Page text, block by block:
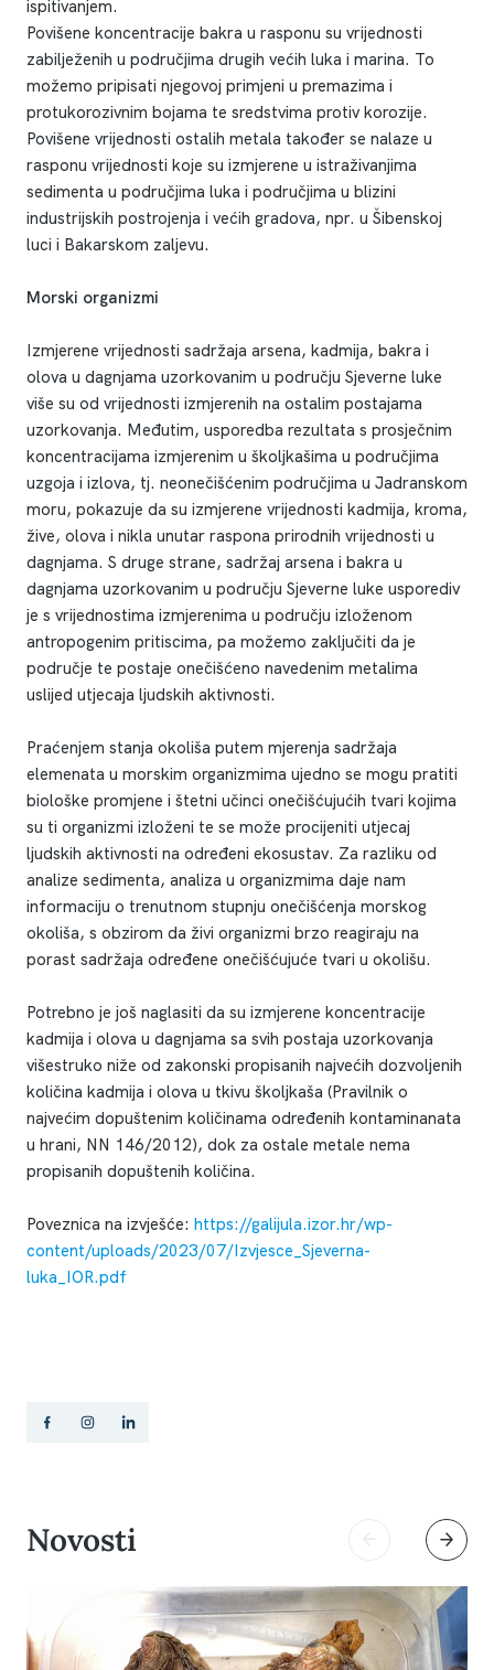
ispitivanjem.
Povišene koncentracije bakra u rasponu su vrijednosti
zabilježenih u područjima drugih većih luka i marina. To
možemo pripisati njegovoj primjeni u premazima i
protukorozivnim bojama te sredstvima protiv korozije.
Povišene vrijednosti ostalih metala također se nalaze u
rasponu vrijednosti koje su izmjerene u istraživanjima
sedimenta u područjima luka i područjima u blizini
industrijskih postrojenja i većih gradova, npr. u Šibenskoj
luci i Bakarskom zaljevu.
Morski organizmi
Izmjerene vrijednosti sadržaja arsena, kadmija, bakra i
olova u dagnjama uzorkovanim u području Sjeverne luke
više su od vrijednosti izmjerenih na ostalim postajama
uzorkovanja. Međutim, usporedba rezultata s prosječnim
koncentracijama izmjerenim u školjkašima u područjima
uzgoja i izlova, tj. neonečišćenim područjima u Jadranskom
moru, pokazuje da su izmjerene vrijednosti kadmija, kroma,
žive, olova i nikla unutar raspona prirodnih vrijednosti u
dagnjama. S druge strane, sadržaj arsena i bakra u
dagnjama uzorkovanim u području Sjeverne luke usporediv
je s vrijednostima izmjerenima u području izloženom
antropogenim pritiscima, pa možemo zaključiti da je
područje te postaje onečišćeno navedenim metalima
uslijed utjecaja ljudskih aktivnosti.
Praćenjem stanja okoliša putem mjerenja sadržaja
elemenata u morskim organizmima ujedno se mogu pratiti
biološke promjene i štetni učinci onečišćujućih tvari kojima
su ti organizmi izloženi te se može procijeniti utjecaj
ljudskih aktivnosti na određeni ekosustav. Za razliku od
analize sedimenta, analiza u organizmima daje nam
informaciju o trenutnom stupnju onečišćenja morskog
okoliša, s obzirom da živi organizmi brzo reagiraju na
porast sadržaja određene onečišćujuće tvari u okolišu.
Potrebno je još naglasiti da su izmjerene koncentracije
kadmija i olova u dagnjama sa svih postaja uzorkovanja
višestruko niže od zakonski propisanih najvećih dozvoljenih
količina kadmija i olova u tkivu školjkaša (Pravilnik o
najvećim dopuštenim količinama određenih kontaminanata
u hrani, NN 146/2012), dok za ostale metale nema
propisanih dopuštenih količina.
Poveznica na izvješće: https://galijula.izor.hr/wp-
content/uploads/2023/07/Izvjesce_Sjeverna-
luka_IOR.pdf
Novosti